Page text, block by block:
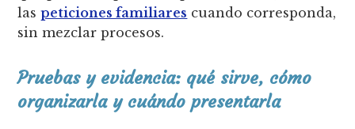
laspeticiones familiares cuando corresponda,
sin mezclar procesos.
Pruebas y evidencia: qué sirve, cómo
organizarla y cuándo presentarla